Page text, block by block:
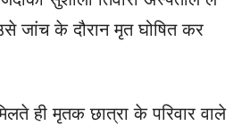
जांच के दौरान मृत घोषित कर
ही मृतक छात्रा के परिवार वाले